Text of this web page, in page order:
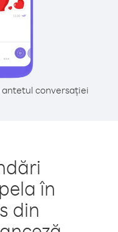
antetul conversației
în
din